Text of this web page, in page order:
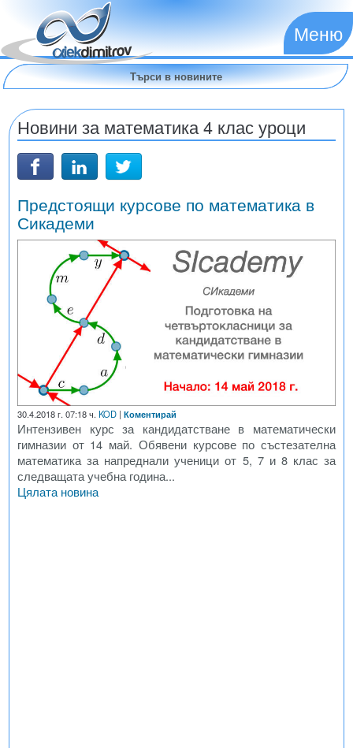
Меню
Новини за математика 4 клас уроци
Предстоящи курсове по математика в
Сикадеми
30.4.2018 г. 07:18 ч. KOD | Коментирай
Интензивен курс за кандидатстване в математически
гимназии от 14 май. Обявени курсове по състезателна
математика за напреднали ученици от 5, 7 и 8 клас за
следващата учебна година...
Цялата новина